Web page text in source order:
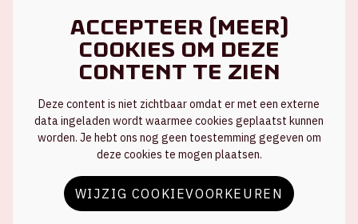
Accepteer (meer)
cookies om deze
content te zien
Deze content is niet zichtbaar omdat er met een externe
data ingeladen wordt waarmee cookies geplaatst kunnen
worden. Je hebt ons nog geen toestemming gegeven om
deze cookies te mogen plaatsen.
WIJZIG COOKIEVOORKEUREN